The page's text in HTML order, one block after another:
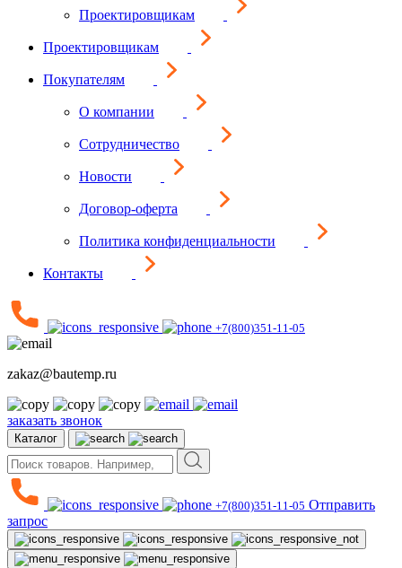
Проектировщикам
Проектировщикам
Покупателям
О компании
Сотрудничество
Новости
Договор-оферта
Политика конфиденциальности
Контакты
+7(800)351-11-05
zakaz@bautemp.ru
заказать звонок
Каталог
+7(800)351-11-05 Отправить
запрос